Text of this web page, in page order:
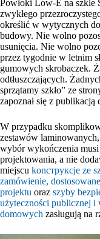
Powłoki Low-E na szkle
zwykłego
określić w wytycznych
budowy. Nie wolno
usunięcia. Nie wolno
przez tygodnie w letnim
gumowych skrobaczek.
odtłuszczających.
sprzątamy szkło” ze
zapoznał się z publikacją
W przypadku
zestawów
wybór wykończenia
projektowania, a nie
miejscu konструкcje ze
zamówienie,
projektu oraz szyby
użyteczności publicznej i
domowych zasługują na